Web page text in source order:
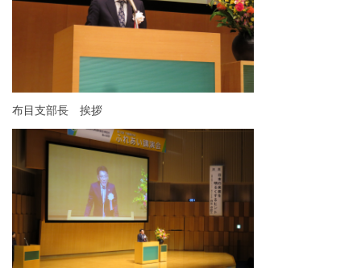
布目支部長 挨拶